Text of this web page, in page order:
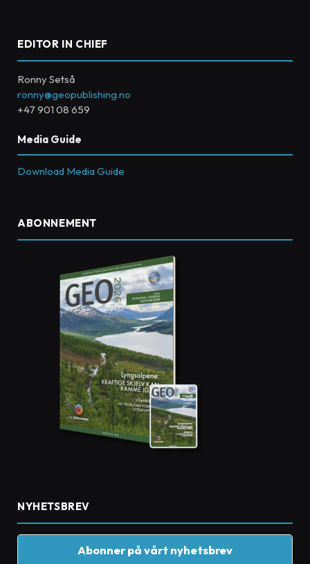
EDITOR IN CHIEF
Ronny Setså
ronny@geopublishing.no
+47 901 08 659
Media Guide
Download Media Guide
ABONNEMENT
NYHETSBREV
Abonner på vårt nyhetsbrev